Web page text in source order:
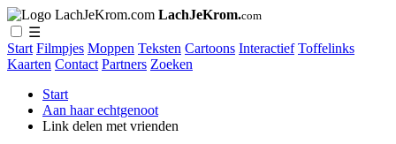
LachJeKrom.com
☰
Start Filmpjes Moppen Teksten Cartoons Interactief Toffelinks
Kaarten Contact Partners Zoeken
Start
Aan haar echtgenoot
Link delen met vrienden